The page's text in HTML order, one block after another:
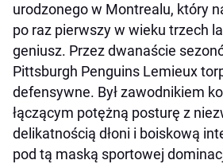
urodzonego w Montrealu, który
po raz pierwszy w wieku trzech
geniusz. Przez dwanaście
Pittsburgh Penguins Lemieux
defensywne. Był zawodnikiem
łączącym potężną posturę z
delikatnością dłoni i boiskową
pod tą maską sportowej